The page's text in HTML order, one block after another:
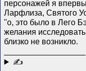
персонажей я
Ларфлиза, Святого
"о, это было в Лего
желания
близко не возникло.
✍